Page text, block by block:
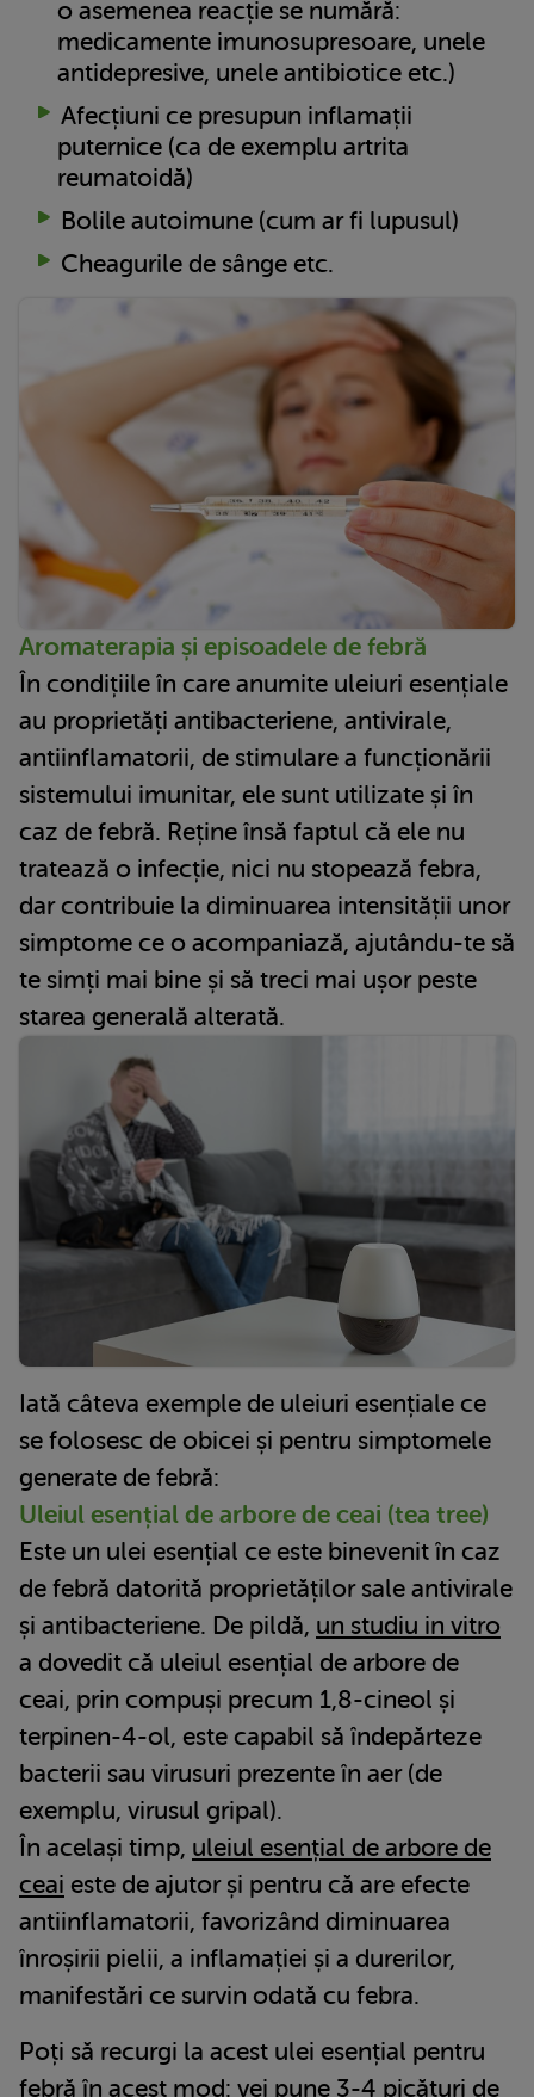
o asemenea reacție se numără:
medicamente imunosupresoare, unele
antidepresive, unele antibiotice etc.)
Afecțiuni ce presupun inflamații
puternice (ca de exemplu artrita
reumatoidă)
Bolile autoimune (cum ar fi lupusul)
Cheagurile de sânge etc.
Aromaterapia și episoadele de febră
În condițiile în care anumite uleiuri esențiale
au proprietăți antibacteriene, antivirale,
antiinflamatorii, de stimulare a funcționării
sistemului imunitar, ele sunt utilizate și în
caz de febră. Reține însă faptul că ele nu
tratează o infecție, nici nu stopează febra,
dar contribuie la diminuarea intensității unor
simptome ce o acompaniază, ajutându-te să
te simți mai bine și să treci mai ușor peste
starea generală alterată.
Iată câteva exemple de uleiuri esențiale ce
se folosesc de obicei și pentru simptomele
generate de febră:
Uleiul esențial de arbore de ceai (tea tree)
Este un ulei esențial ce este binevenit în caz
de febră datorită proprietăților sale antivirale
și antibacteriene. De pildă, un studiu in vitro
a dovedit că uleiul esențial de arbore de
ceai, prin compuși precum 1,8-cineol și
terpinen-4-ol, este capabil să îndepărteze
bacterii sau virusuri prezente în aer (de
exemplu, virusul gripal).
În același timp, uleiul esențial de arbore de
ceai este de ajutor și pentru că are efecte
antiinflamatorii, favorizând diminuarea
înroșirii pielii, a inflamației și a durerilor,
manifestări ce survin odată cu febra.
Poți să recurgi la acest ulei esențial pentru
febră în acest mod: vei pune 3-4 picături de